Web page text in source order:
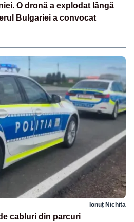
O dronă a explodat lângă
Bulgariei a convocat
Ionuț Nichita
cabluri din parcuri